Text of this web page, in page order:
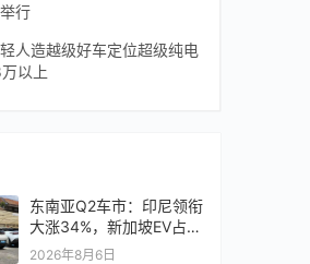
行
人造越级好车定位超级纯电
以上
东南亚Q2车市：印尼领衔
大涨34%，新加坡EV占比
超6成
2026年8月6日